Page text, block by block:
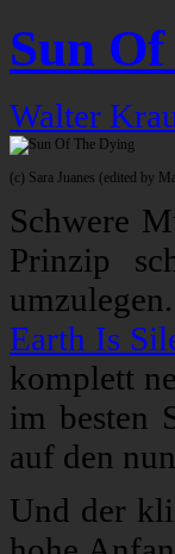
Sun
Walter
(c) Sara Juanes (edited by
Schwere
Prinzip
Earth Is
komplett
im besten
auf den
Und der